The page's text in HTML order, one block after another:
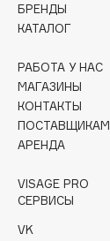
Cunzite
D
d'Alba
DARLING*
БРЕНДЫ
КАТАЛОГ
РАБОТА У НАС
МАГАЗИНЫ
КОНТАКТЫ
ПОСТАВЩИКАМ
АРЕНДА
VISAGE PRO
СЕРВИСЫ
VK